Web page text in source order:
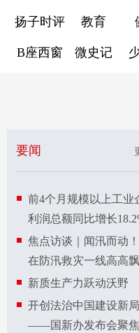
扬子时评 教育
B座西窗 微史记
要闻
前4个月规模以上工业
利润总额同比增长
焦点访谈｜闻汛而动
在防汛救灾一线高高
新质生产力跃动沃野
开创法治中国建设新
——国新办发布会聚